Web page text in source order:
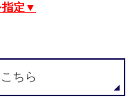
指定▼
ちら